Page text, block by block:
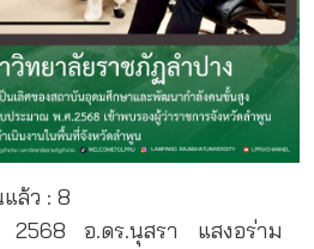
ล้ว : 8
อ.ดร.นุสรา แสงอร่าม